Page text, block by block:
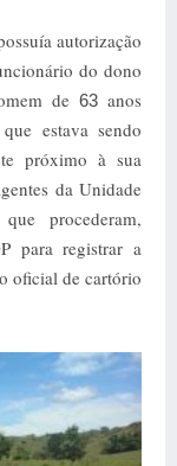
autorização
do dono
de63 anos
estava sendo
próximo à sua
da Unidade
procederam,
para registrar a
oficial de cartório